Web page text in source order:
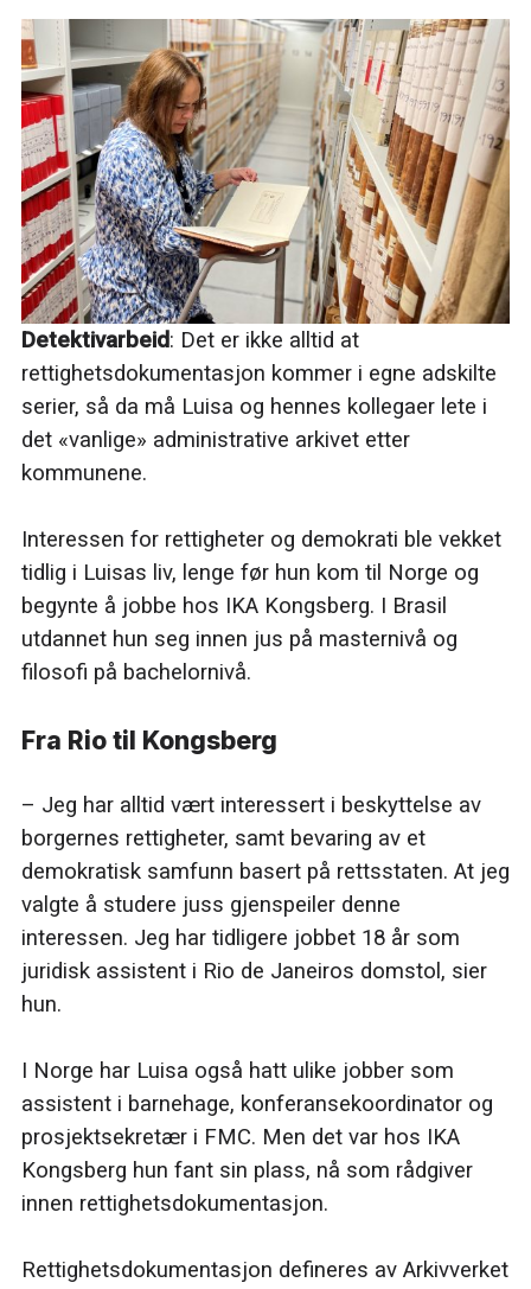
Detektivarbeid: Det er ikke alltid at
rettighetsdokumentasjon kommer i egne adskilte
serier, så da må Luisa og hennes kollegaer lete i
det «vanlige» administrative arkivet etter
kommunene.
Interessen for rettigheter og demokrati ble vekket
tidlig i Luisas liv, lenge før hun kom til Norge og
begynte å jobbe hos IKA Kongsberg. I Brasil
utdannet hun seg innen jus på masternivå og
filosofi på bachelornivå.
Fra Rio til Kongsberg
– Jeg har alltid vært interessert i beskyttelse av
borgernes rettigheter, samt bevaring av et
demokratisk samfunn basert på rettsstaten. At jeg
valgte å studere juss gjenspeiler denne
interessen. Jeg har tidligere jobbet 18 år som
juridisk assistent i Rio de Janeiros domstol, sier
hun.
I Norge har Luisa også hatt ulike jobber som
assistent i barnehage, konferansekoordinator og
prosjektsekretær i FMC. Men det var hos IKA
Kongsberg hun fant sin plass, nå som rådgiver
innen rettighetsdokumentasjon.
Rettighetsdokumentasjon defineres av Arkivverket